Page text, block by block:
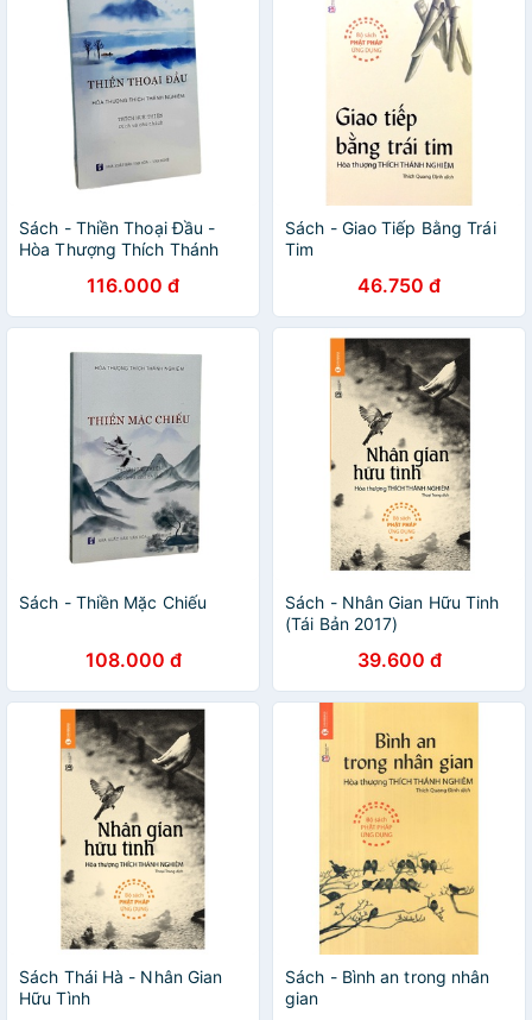
Sách - Thiền Thoại Đầu -
Hòa Thượng Thích Thánh
116.000 đ
Sách - Giao Tiếp Bằng Trái
Tim
46.750 đ
Sách - Thiền Mặc Chiếu
108.000 đ
Sách - Nhân Gian Hữu Tinh
(Tái Bản 2017)
39.600 đ
Sách Thái Hà - Nhân Gian
Hữu Tình
Sách - Bình an trong nhân
gian